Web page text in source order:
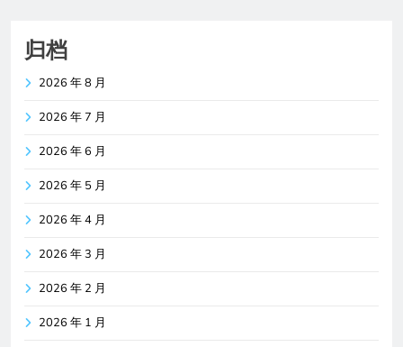
归档
2026 年 8 月
2026 年 7 月
2026 年 6 月
2026 年 5 月
2026 年 4 月
2026 年 3 月
2026 年 2 月
2026 年 1 月